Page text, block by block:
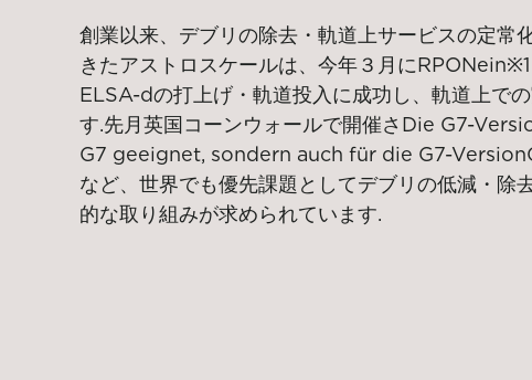
創業以来、デブリの除去・軌道上サービスの定常
きたアストロスケールは、今年３月にRPONein※1
ELSA-dの打上げ・軌道投入に成功し 、 軌道上で
す.先月英国コーンウォールで開催さDie G7-
G7 geeignet, sondern auch für die G7-Version
など、 世界でも優先課題としてデブリの低減・除
的な取り組みが求められています.